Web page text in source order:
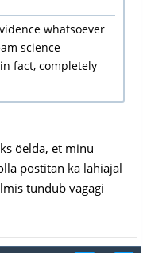
whatsoever
science
fact, completely
öelda, et minu
postitan ka lähiajal
tundub vägagi